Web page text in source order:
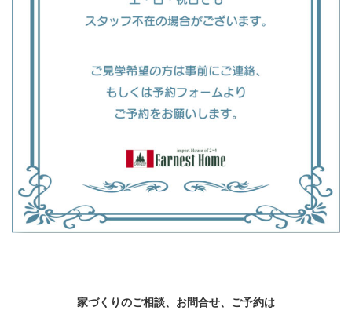
家づくりのご相談、お問合せ、ご予約は